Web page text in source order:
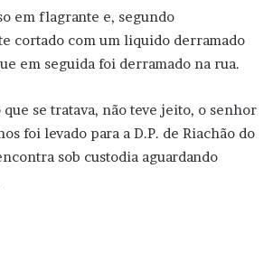
em flagrante e, segundo
cortado com um liquido derramado
em seguida foi derramado na rua.
se tratava, não teve jeito, o senhor
foi levado para a D.P. de Riachão do
sob custodia aguardando